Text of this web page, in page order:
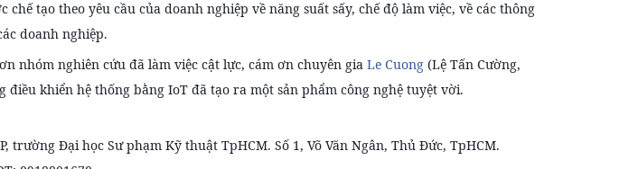
chế tạo theo yêu cầu của doanh nghiệp về năng suất sấy, chế độ làm việc, về các thông
doanh nghiệp.
nhóm nghiên cứu đã làm việc cật lực, cám ơn chuyên gia Le Cuong(Lệ Tấn Cường,
khiển hệ thống bằng IoT đã tạo ra một sản phẩm công nghệ tuyệt vời.
trường Đại học Sư phạm Kỹ thuật TpHCM. Số 1, Võ Văn Ngân, Thủ Đức, TpHCM.